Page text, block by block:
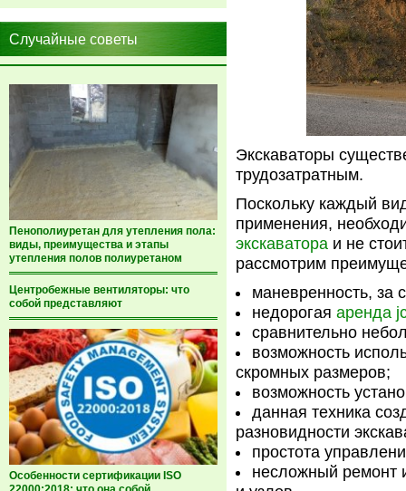
Случайные советы
Пенополиуретан для утепления пола:
виды, преимущества и этапы
утепления полов полиуретаном
Центробежные вентиляторы: что
собой представляют
Особенности сертификации ISO
Экскаваторы
трудозатратным.
Поскольку каждый
применения,
экскаватора и не
рассмотрим
маневренность, за
недорогая аренда
сравнительно
возможность
скромных размеров;
возможность
данная техника
разновидности
простота
несложный ремонт